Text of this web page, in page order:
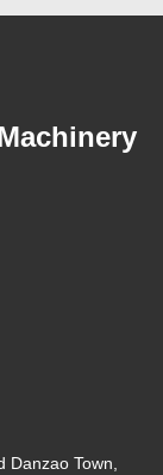
Danzao Town,